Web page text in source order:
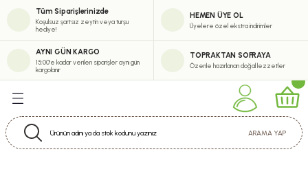
Tüm Siparişlerinizde
Koşulsuz şartsız zeytin veya turşu
hediye!
HEMEN ÜYE OL
Üyelere özel ekstra indirimler
AYNI GÜN KARGO
15:00'e kadar verilen siparişler aynı gün
kargolanır
TOPRAKTAN SOFRAYA
Özenle hazırlanan doğal lezzetler
ARAMA YAP
Zeytinyağı Serisi
Çeşitleri